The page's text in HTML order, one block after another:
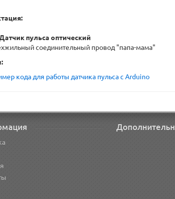
пульса оптический
соединительный провод "папа-мама"
кода для работы датчика пульса с Arduino